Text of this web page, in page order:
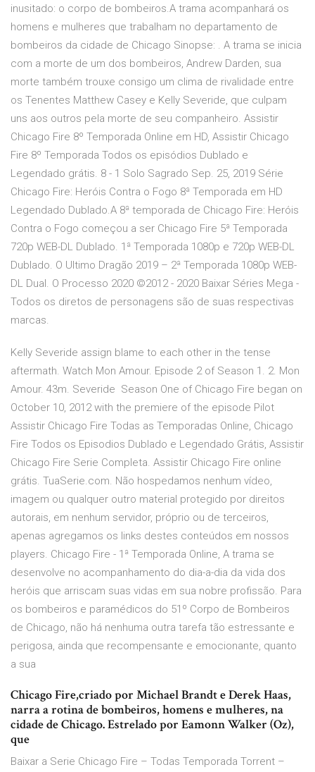
inusitado: o corpo de bombeiros.A trama acompanhará os
homens e mulheres que trabalham no departamento de
bombeiros da cidade de Chicago Sinopse: . A trama se inicia
com a morte de um dos bombeiros, Andrew Darden, sua
morte também trouxe consigo um clima de rivalidade entre
os Tenentes Matthew Casey e Kelly Severide, que culpam
uns aos outros pela morte de seu companheiro. Assistir
Chicago Fire 8º Temporada Online em HD, Assistir Chicago
Fire 8º Temporada Todos os episódios Dublado e
Legendado grátis. 8 - 1 Solo Sagrado Sep. 25, 2019 Série
Chicago Fire: Heróis Contra o Fogo 8ª Temporada em HD
Legendado Dublado.A 8ª temporada de Chicago Fire: Heróis
Contra o Fogo começou a ser Chicago Fire 5ª Temporada
720p WEB-DL Dublado. 1ª Temporada 1080p e 720p WEB-DL
Dublado. O Ultimo Dragão 2019 – 2ª Temporada 1080p WEB-
DL Dual. O Processo 2020 ©2012 - 2020 Baixar Séries Mega -
Todos os diretos de personagens são de suas respectivas
marcas.
Kelly Severide assign blame to each other in the tense
aftermath. Watch Mon Amour. Episode 2 of Season 1. 2. Mon
Amour. 43m. Severide Season One of Chicago Fire began on
October 10, 2012 with the premiere of the episode Pilot
Assistir Chicago Fire Todas as Temporadas Online, Chicago
Fire Todos os Episodios Dublado e Legendado Grátis, Assistir
Chicago Fire Serie Completa. Assistir Chicago Fire online
grátis. TuaSerie.com. Não hospedamos nenhum vídeo,
imagem ou qualquer outro material protegido por direitos
autorais, em nenhum servidor, próprio ou de terceiros,
apenas agregamos os links destes conteúdos em nossos
players. Chicago Fire - 1ª Temporada Online, A trama se
desenvolve no acompanhamento do dia-a-dia da vida dos
heróis que arriscam suas vidas em sua nobre profissão. Para
os bombeiros e paramédicos do 51º Corpo de Bombeiros
de Chicago, não há nenhuma outra tarefa tão estressante e
perigosa, ainda que recompensante e emocionante, quanto
a sua
Chicago Fire,criado por Michael Brandt e Derek Haas,
narra a rotina de bombeiros, homens e mulheres, na
cidade de Chicago. Estrelado por Eamonn Walker (Oz),
que
Baixar a Serie Chicago Fire – Todas Temporada Torrent –